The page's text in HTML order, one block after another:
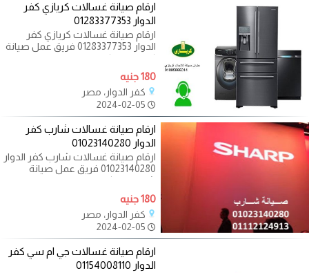
ارقام صيانة غسالات كريازي كفر
الدوار 01283377353
ارقام صيانة غسالات كريازي كفر
الدوار 01283377353 فريق عمل صيانة
كريازي فى كفر الدوار يوجد فريق دعم
180 جنيه
كفر الدوار، مصر
ارقام صيانة غسالات شارب كفر
الدوار 01023140280
ارقام صيانة غسالات شارب كفر الدوار
01023140280 فريق عمل صيانة
شارب فى كفر الدوار يوجد فريق دعم
فنى
180 جنيه
كفر الدوار، مصر
ارقام صيانة غسالات جي ام سي كفر
الدوار 01154008110